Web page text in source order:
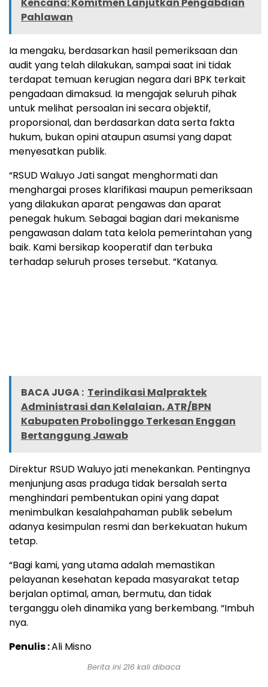
Pahlawan
Ia mengaku, berdasarkan hasil pemeriksaan dan
audit yang telah dilakukan, sampai saat ini tidak
terdapat temuan kerugian negara dari BPK terkait
pengadaan dimaksud. Ia mengajak seluruh pihak
untuk melihat persoalan ini secara objektif,
proporsional, dan berdasarkan data serta fakta
hukum, bukan opini ataupun asumsi yang dapat
menyesatkan publik.
“RSUD Waluyo Jati sangat menghormati dan
menghargai proses klarifikasi maupun pemeriksaan
yang dilakukan aparat pengawas dan aparat
penegak hukum. Sebagai bagian dari mekanisme
pengawasan dalam tata kelola pemerintahan yang
baik. Kami bersikap kooperatif dan terbuka
terhadap seluruh proses tersebut. “Katanya.
BACA JUGA : Terindikasi Malpraktek
Administrasi dan Kelalaian, ATR/BPN
Kabupaten Probolinggo Terkesan Enggan
Bertanggung Jawab
Direktur RSUD Waluyo jati menekankan. Pentingnya
menjunjung asas praduga tidak bersalah serta
menghindari pembentukan opini yang dapat
menimbulkan kesalahpahaman publik sebelum
adanya kesimpulan resmi dan berkekuatan hukum
tetap.
“Bagi kami, yang utama adalah memastikan
pelayanan kesehatan kepada masyarakat tetap
berjalan optimal, aman, bermutu, dan tidak
terganggu oleh dinamika yang berkembang. “Imbuh
nya.
Penulis :Ali Misno
Berita ini 216 kali dibaca